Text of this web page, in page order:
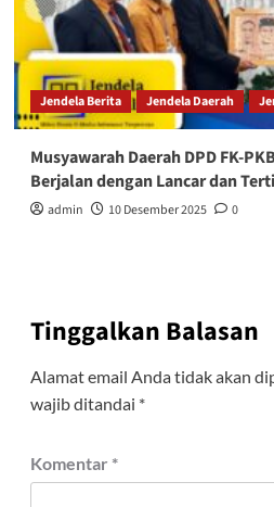
Jendela Berita Jendela Daerah
Musyawarah Daerah DPD FK-
Berjalan dengan Lancar dan
admin 10 Desember 2025 0
Tinggalkan Balasan
Alamat email Anda tidak akan
wajib ditandai *
Komentar *